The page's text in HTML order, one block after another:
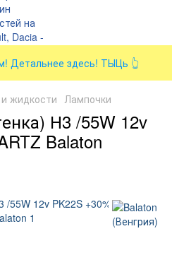
Детальнее здесь! ТЫЦь 👆
жидкости Лампочки
Н3 /55W 12v
Balaton